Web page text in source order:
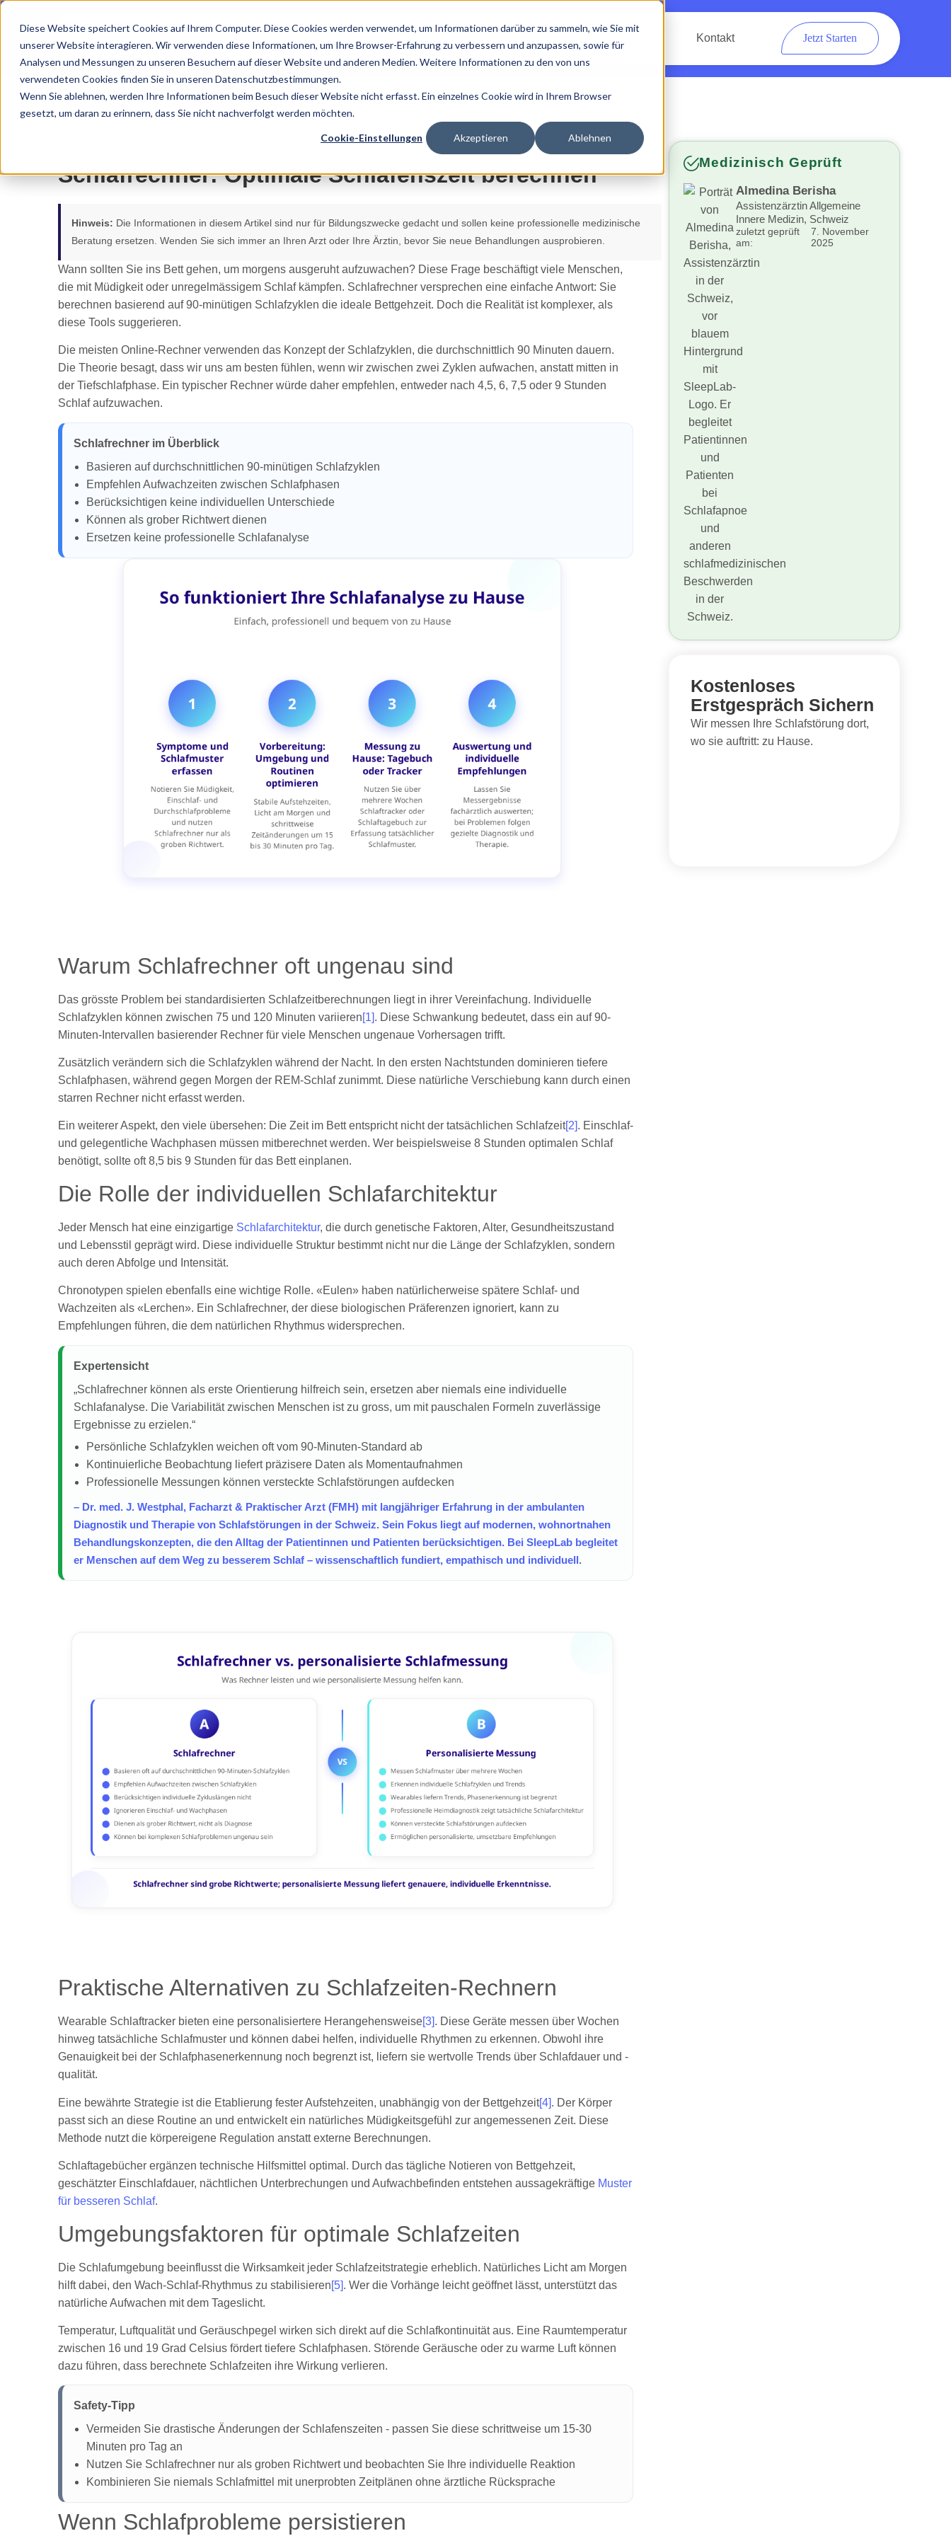
Diese Website speichert Cookies auf Ihrem Computer. Diese Cookies werden verwendet, um Informationen darüber zu sammeln, wie Sie mit
unserer Website interagieren. Wir verwenden diese Informationen, um Ihre Browser-Erfahrung zu verbessern und anzupassen, sowie für
Analysen und Messungen zu unseren Besuchern auf dieser Website und anderen Medien. Weitere Informationen zu den von uns
verwendeten Cookies finden Sie in unseren Datenschutzbestimmungen.
Wenn Sie ablehnen, werden Ihre Informationen beim Besuch dieser Website nicht erfasst. Ein einzelnes Cookie wird in Ihrem Browser
gesetzt, um daran zu erinnern, dass Sie nicht nachverfolgt werden möchten.
Cookie-Einstellungen Akzeptieren Ablehnen
Kontakt Jetzt Starten
Schlafrechner: Optimale Schlafenszeit berechnen
Hinweis: Die Informationen in diesem Artikel sind nur für Bildungszwecke gedacht und sollen keine professionelle medizinische
Beratung ersetzen. Wenden Sie sich immer an Ihren Arzt oder Ihre Ärztin, bevor Sie neue Behandlungen ausprobieren.
Wann sollten Sie ins Bett gehen, um morgens ausgeruht aufzuwachen? Diese Frage beschäftigt viele Menschen,
die mit Müdigkeit oder unregelmässigem Schlaf kämpfen. Schlafrechner versprechen eine einfache Antwort: Sie
berechnen basierend auf 90-minütigen Schlafzyklen die ideale Bettgehzeit. Doch die Realität ist komplexer, als
diese Tools suggerieren.
Die meisten Online-Rechner verwenden das Konzept der Schlafzyklen, die durchschnittlich 90 Minuten dauern.
Die Theorie besagt, dass wir uns am besten fühlen, wenn wir zwischen zwei Zyklen aufwachen, anstatt mitten in
der Tiefschlafphase. Ein typischer Rechner würde daher empfehlen, entweder nach 4,5, 6, 7,5 oder 9 Stunden
Schlaf aufzuwachen.
Schlafrechner im Überblick
Basieren auf durchschnittlichen 90-minütigen Schlafzyklen
Empfehlen Aufwachzeiten zwischen Schlafphasen
Berücksichtigen keine individuellen Unterschiede
Können als grober Richtwert dienen
Ersetzen keine professionelle Schlafanalyse
Warum Schlafrechner oft ungenau sind
Das grösste Problem bei standardisierten Schlafzeitberechnungen liegt in ihrer Vereinfachung. Individuelle
Schlafzyklen können zwischen 75 und 120 Minuten variieren[1]. Diese Schwankung bedeutet, dass ein auf 90-
Minuten-Intervallen basierender Rechner für viele Menschen ungenaue Vorhersagen trifft.
Zusätzlich verändern sich die Schlafzyklen während der Nacht. In den ersten Nachtstunden dominieren tiefere
Schlafphasen, während gegen Morgen der REM-Schlaf zunimmt. Diese natürliche Verschiebung kann durch einen
starren Rechner nicht erfasst werden.
Ein weiterer Aspekt, den viele übersehen: Die Zeit im Bett entspricht nicht der tatsächlichen Schlafzeit[2]. Einschlaf-
und gelegentliche Wachphasen müssen mitberechnet werden. Wer beispielsweise 8 Stunden optimalen Schlaf
benötigt, sollte oft 8,5 bis 9 Stunden für das Bett einplanen.
Die Rolle der individuellen Schlafarchitektur
Jeder Mensch hat eine einzigartige Schlafarchitektur, die durch genetische Faktoren, Alter, Gesundheitszustand
und Lebensstil geprägt wird. Diese individuelle Struktur bestimmt nicht nur die Länge der Schlafzyklen, sondern
auch deren Abfolge und Intensität.
Chronotypen spielen ebenfalls eine wichtige Rolle. «Eulen» haben natürlicherweise spätere Schlaf- und
Wachzeiten als «Lerchen». Ein Schlafrechner, der diese biologischen Präferenzen ignoriert, kann zu
Empfehlungen führen, die dem natürlichen Rhythmus widersprechen.
Expertensicht
„Schlafrechner können als erste Orientierung hilfreich sein, ersetzen aber niemals eine individuelle
Schlafanalyse. Die Variabilität zwischen Menschen ist zu gross, um mit pauschalen Formeln zuverlässige
Ergebnisse zu erzielen.“
Persönliche Schlafzyklen weichen oft vom 90-Minuten-Standard ab
Kontinuierliche Beobachtung liefert präzisere Daten als Momentaufnahmen
Professionelle Messungen können versteckte Schlafstörungen aufdecken
– Dr. med. J. Westphal, Facharzt & Praktischer Arzt (FMH) mit langjähriger Erfahrung in der ambulanten
Diagnostik und Therapie von Schlafstörungen in der Schweiz. Sein Fokus liegt auf modernen, wohnortnahen
Behandlungskonzepten, die den Alltag der Patientinnen und Patienten berücksichtigen. Bei SleepLab begleitet
er Menschen auf dem Weg zu besserem Schlaf – wissenschaftlich fundiert, empathisch und individuell.
Praktische Alternativen zu Schlafzeiten-Rechnern
Wearable Schlaftracker bieten eine personalisiertere Herangehensweise [3] . Diese Geräte messen über Wochen
hinweg tatsächliche Schlafmuster und können dabei helfen, individuelle Rhythmen zu erkennen. Obwohl ihre
Genauigkeit bei der Schlafphasenerkennung noch begrenzt ist, liefern sie wertvolle Trends über Schlafdauer und -
qualität.
Eine bewährte Strategie ist die Etablierung fester Aufstehzeiten, unabhängig von der Bettgehzeit[4]. Der Körper
passt sich an diese Routine an und entwickelt ein natürliches Müdigkeitsgefühl zur angemessenen Zeit. Diese
Methode nutzt die körpereigene Regulation anstatt externe Berechnungen.
Schlaftagebücher ergänzen technische Hilfsmittel optimal. Durch das tägliche Notieren von Bettgehzeit,
geschätzter Einschlafdauer, nächtlichen Unterbrechungen und Aufwachbefinden entstehen aussagekräftige Muster
für besseren Schlaf.
Umgebungsfaktoren für optimale Schlafzeiten
Die Schlafumgebung beeinflusst die Wirksamkeit jeder Schlafzeitstrategie erheblich. Natürliches Licht am Morgen
hilft dabei, den Wach-Schlaf-Rhythmus zu stabilisieren[5]. Wer die Vorhänge leicht geöffnet lässt, unterstützt das
natürliche Aufwachen mit dem Tageslicht.
Temperatur, Luftqualität und Geräuschpegel wirken sich direkt auf die Schlafkontinuität aus. Eine Raumtemperatur
zwischen 16 und 19 Grad Celsius fördert tiefere Schlafphasen. Störende Geräusche oder zu warme Luft können
dazu führen, dass berechnete Schlafzeiten ihre Wirkung verlieren.
Safety-Tipp
Vermeiden Sie drastische Änderungen der Schlafenszeiten - passen Sie diese schrittweise um 15-30
Minuten pro Tag an
Nutzen Sie Schlafrechner nur als groben Richtwert und beobachten Sie Ihre individuelle Reaktion
Kombinieren Sie niemals Schlafmittel mit unerprobten Zeitplänen ohne ärztliche Rücksprache
Wenn Schlafprobleme persistieren
Medizinisch Geprüft
Almedina Berisha
Assistenzärztin Allgemeine
Innere Medizin, Schweiz
zuletzt geprüft
am:
7. November
2025
Kostenloses
Erstgespräch Sichern
Wir messen Ihre Schlafstörung dort,
wo sie auftritt: zu Hause.